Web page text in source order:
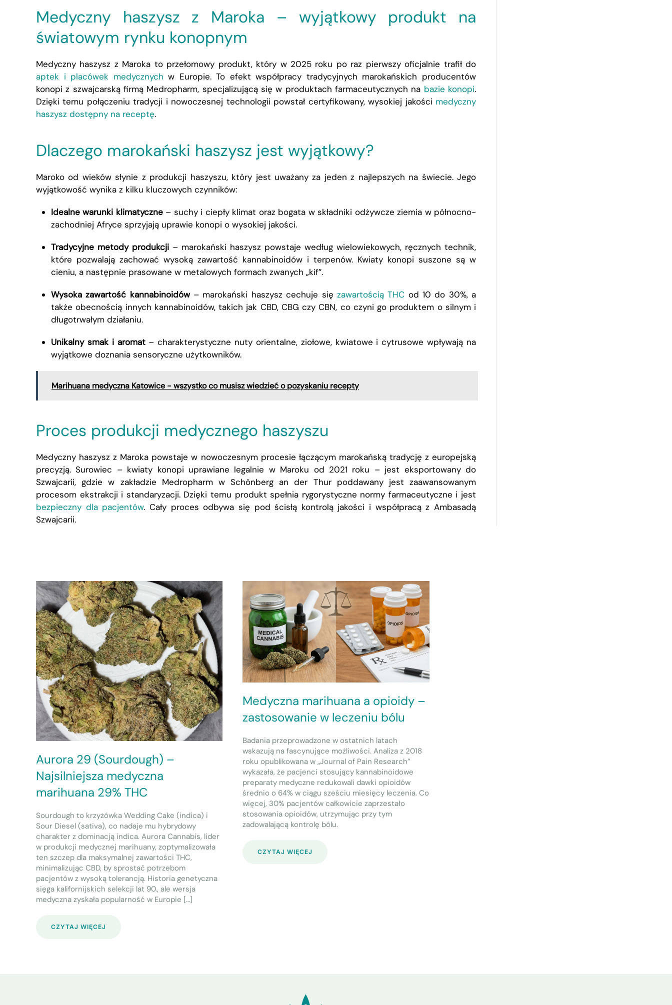
Medyczny haszysz z Maroka – wyjątkowy produkt na
światowym rynku konopnym
Medyczny haszysz z Maroka to przełomowy produkt, który w 2025 roku po raz pierwszy oficjalnie trafił do
aptek i placówek medycznych w Europie. To efekt współpracy tradycyjnych marokańskich producentów
konopi z szwajcarską firmą Medropharm, specjalizującą się w produktach farmaceutycznych na bazie konopi.
Dzięki temu połączeniu tradycji i nowoczesnej technologii powstał certyfikowany, wysokiej jakości medyczny
haszysz dostępny na receptę.
Dlaczego marokański haszysz jest wyjątkowy?
Maroko od wieków słynie z produkcji haszyszu, który jest uważany za jeden z najlepszych na świecie. Jego
wyjątkowość wynika z kilku kluczowych czynników:
Idealne warunki klimatyczne– suchy i ciepły klimat oraz bogata w składniki odżywcze ziemia w północno-
zachodniej Afryce sprzyjają uprawie konopi o wysokiej jakości.
Tradycyjne metody produkcji – marokański haszysz powstaje według wielowiekowych, ręcznych technik,
które pozwalają zachować wysoką zawartość kannabinoidów i terpenów. Kwiaty konopi suszone są w
cieniu, a następnie prasowane w metalowych formach zwanych „kif”.
Wysoka zawartość kannabinoidów– marokański haszysz cechuje się zawartością THC od 10 do 30%, a
także obecnością innych kannabinoidów, takich jak CBD, CBG czy CBN, co czyni go produktem o silnym i
długotrwałym działaniu.
Unikalny smak i aromat– charakterystyczne nuty orientalne, ziołowe, kwiatowe i cytrusowe wpływają na
wyjątkowe doznania sensoryczne użytkowników.
Marihuana medyczna Katowice - wszystko co musisz wiedzieć o pozyskaniu recepty
Proces produkcji medycznego haszyszu
Medyczny haszysz z Maroka powstaje w nowoczesnym procesie łączącym marokańską tradycję z europejską
precyzją. Surowiec – kwiaty konopi uprawiane legalnie w Maroku od 2021 roku – jest eksportowany do
Szwajcarii, gdzie w zakładzie Medropharm w Schönberg an der Thur poddawany jest zaawansowanym
procesom ekstrakcji i standaryzacji. Dzięki temu produkt spełnia rygorystyczne normy farmaceutyczne i jest
bezpieczny dla pacjentów. Cały proces odbywa się pod ścisłą kontrolą jakości i współpracą z Ambasadą
Szwajcarii.
Aurora 29 (Sourdough) –
Najsilniejsza medyczna
marihuana 29% THC
Sourdough to krzyżówka Wedding Cake (indica) i
Sour Diesel (sativa), co nadaje mu hybrydowy
charakter z dominacją indica. Aurora Cannabis, lider
w produkcji medycznej marihuany, zoptymalizowała
ten szczep dla maksymalnej zawartości THC,
minimalizując CBD, by sprostać potrzebom
pacjentów z wysoką tolerancją. Historia genetyczna
sięga kalifornijskich selekcji lat 90., ale wersja
medyczna zyskała popularność w Europie […]
CZYTAJ WIĘCEJ
Medyczna marihuana a opioidy –
zastosowanie w leczeniu bólu
Badania przeprowadzone w ostatnich latach
wskazują na fascynujące możliwości. Analiza z 2018
roku opublikowana w „Journal of Pain Research”
wykazała, że pacjenci stosujący kannabinoidowe
preparaty medyczne redukowali dawki opioidów
średnio o 64% w ciągu sześciu miesięcy leczenia. Co
więcej, 30% pacjentów całkowicie zaprzestało
stosowania opioidów, utrzymując przy tym
zadowalającą kontrolę bólu.
CZYTAJ WIĘCEJ